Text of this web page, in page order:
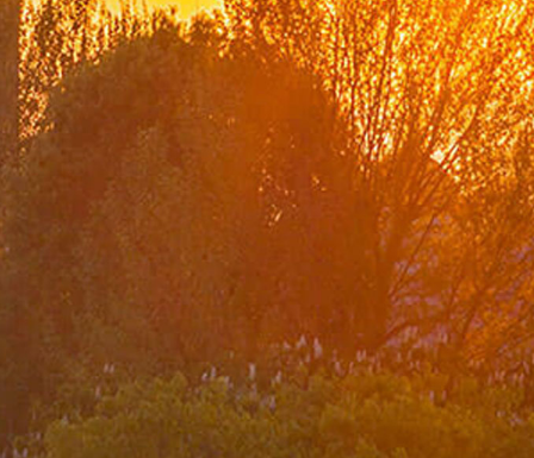
Makaleler
Mesajlar
Mülakatlar
Bakan Yardımcıları
A. Berris Ekinci
Musa Kulaklıkaya
Dış Politika
Genel Görünüm